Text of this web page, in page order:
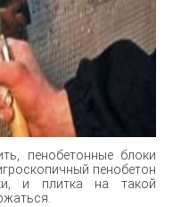
пенобетонные блоки
пенобетон
и плитка на такой